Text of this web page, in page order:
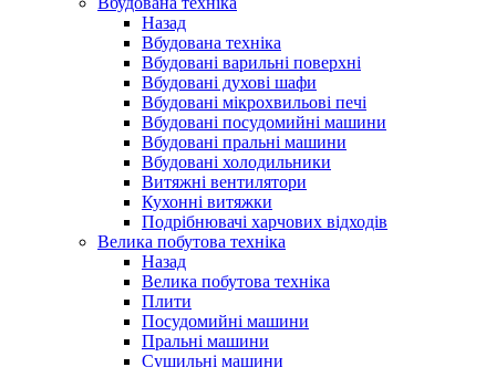
Назад
Вбудована техніка
Вбудовані варильні поверхні
Вбудовані духові шафи
Вбудовані мікрохвильові печі
Вбудовані посудомийні машини
Вбудовані пральні машини
Вбудовані холодильники
Витяжні вентилятори
Кухонні витяжки
Подрібнювачі харчових відходів
Велика побутова техніка
Назад
Велика побутова техніка
Плити
Посудомийні машини
Пральні машини
Сушильні машини